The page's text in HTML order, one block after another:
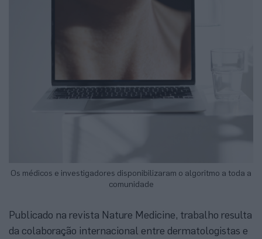
Os médicos e investigadores disponibilizaram o algoritmo a toda a
comunidade
Publicado na revista Nature Medicine, trabalho resulta
da colaboração internacional entre dermatologistas e